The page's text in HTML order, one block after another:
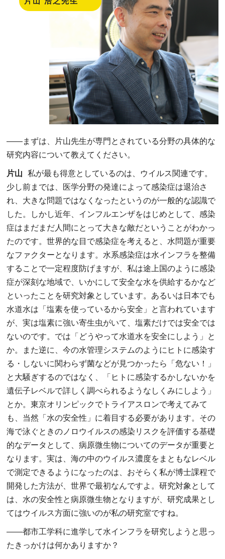
――まずは、片山先生が専門とされている分野の具体的な
研究内容について教えてください。
片山
私が最も得意としているのは、ウイルス関連です。
少し前までは、医学分野の発達によって感染症は退治さ
れ、大きな問題ではなくなったというのが一般的な認識で
した。しかし近年、インフルエンザをはじめとして、感染
症はまだまだ人間にとって大きな敵だということがわかっ
たのです。世界的な目で感染症を考えると、水問題が重要
なファクターとなります。水系感染症は水インフラを整備
することで一定程度防げますが、私は途上国のように感染
症が深刻な地域で、いかにして安全な水を供給するかなど
といったことを研究対象としています。あるいは日本でも
水道水は「塩素を使っているから安全」と言われています
が、実は塩素に強い寄生虫がいて、塩素だけでは安全では
ないのです。では「どうやって水道水を安全にしよう」と
か。また逆に、今の水管理システムのようにヒトに感染す
る・しないに関わらず菌などが見つかったら「危ない！」
と大騒ぎするのではなく、「ヒトに感染するかしないかを
遺伝子レベルで詳しく調べられるようなしくみにしよう」
とか。東京オリンピックでトライアスロンで考えてみて
も、当然「水の安全性」に着目する必要があります。その
海で泳ぐときのノロウイルスの感染リスクを評価する基礎
的なデータとして、病原微生物についてのデータが重要と
なります。実は、海の中のウイルス濃度をまともなレベル
で測定できるようになったのは、おそらく私が博士課程で
開発した方法が、世界で最初なんですよ。研究対象として
は、水の安全性と病原微生物となりますが、研究成果とし
てはウイルス方面に強いのが私の研究室ですね。
――都市工学科に進学して水インフラを研究しようと思っ
たきっかけは何かありますか？